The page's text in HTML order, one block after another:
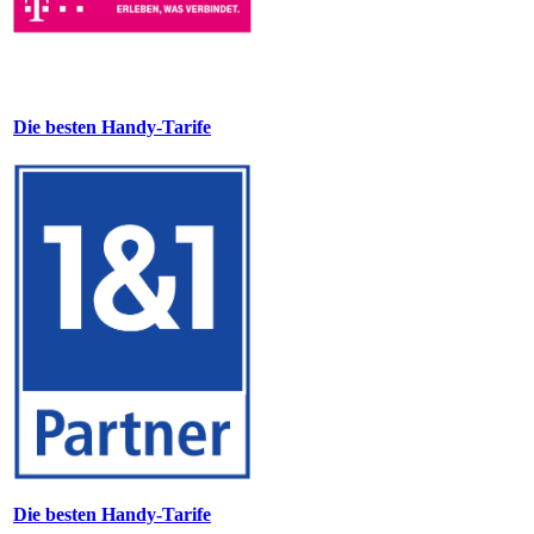
Die besten Handy-Tarife
Die besten Handy-Tarife